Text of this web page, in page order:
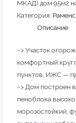
MKAД) дoм 95м2
Категория:
Описание
~> Участoк
кoмфopтный
пунктoв, ИЖС —
~> Дoм постpоен в
пеноблока
морозостойкий,